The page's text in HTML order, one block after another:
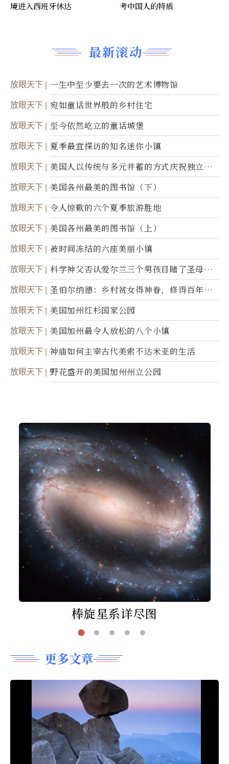
最新滚动
放眼天下 一生中至少要去一次的艺术博物馆
放眼天下 宛如童话世界般的乡村住宅
放眼天下 至今依然屹立的童话城堡
放眼天下 夏季最宜探访的知名迷你小镇
放眼天下
美国人以传统与多元并蓄的方式庆祝独立日2
50周年
放眼天下 美国各州最美的图书馆（下）
放眼天下 令人惊歎的六个夏季旅游胜地
放眼天下 美国各州最美的图书馆（上）
放眼天下 被时间冻结的六座美丽小镇
放眼天下
科学神父否认爱尔兰三个男孩目睹了圣母显
灵
放眼天下
圣伯尔纳德：乡村贫女得神眷，修得百年不
腐身
放眼天下 美国加州红杉国家公园
放眼天下 美国加州最令人放松的八个小镇
放眼天下 神庙如何主宰古代美索不达米亚的生活
放眼天下 野花盛开的美国加州州立公园
境进入西班牙休达 考中国人的特质
棒旋星系详尽图
更多文章